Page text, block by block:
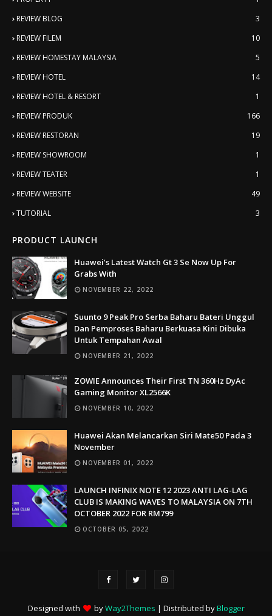
REVIEW BLOG
3
REVIEW FILEM
10
REVIEW HOMESTAY MALAYSIA
5
REVIEW HOTEL
14
REVIEW HOTEL & RESORT
1
REVIEW PRODUK
166
REVIEW RESTORAN
19
REVIEW SHOWROOM
1
REVIEW TEATER
1
REVIEW WEBSITE
49
TUTORIAL
3
PRODUCT LAUNCH
Huawei’s Latest Watch Gt 3 Se Now Up For
Grabs With
NOVEMBER 22, 2022
Suunto 9 Peak Pro Serba Baharu Bateri Unggul
Dan Pemproses Baharu Berkuasa Kini Dibuka
Untuk Tempahan Awal
NOVEMBER 21, 2022
ZOWIE Announces Their First TN 360Hz DyAc
Gaming Monitor XL2566K
NOVEMBER 10, 2022
Huawei Akan Melancarkan Siri Mate50 Pada 3
November
NOVEMBER 01, 2022
LAUNCH INFINIX NOTE 12 2023 ANTI LAG-LAG
CLUB IS MAKING WAVES TO MALAYSIA ON 7TH
OCTOBER 2022 FOR RM799
OCTOBER 05, 2022
Designed with byWay2Themes | Distributed byBlogger